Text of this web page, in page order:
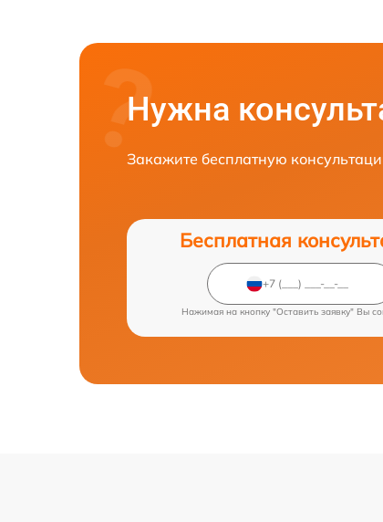
Нужна
Закажите бесплатную
Бесплатная
Нажимая на кнопку "Оставить заявку" Вы